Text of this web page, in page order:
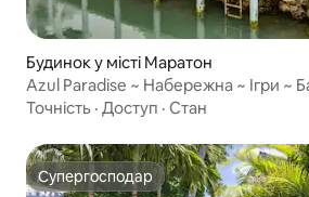
Будинок у місті Маратон
Azul Paradise ~ Набережна ~ Ігри ~
Точність · Доступ · Стан
Супергосподар
Супергосподар